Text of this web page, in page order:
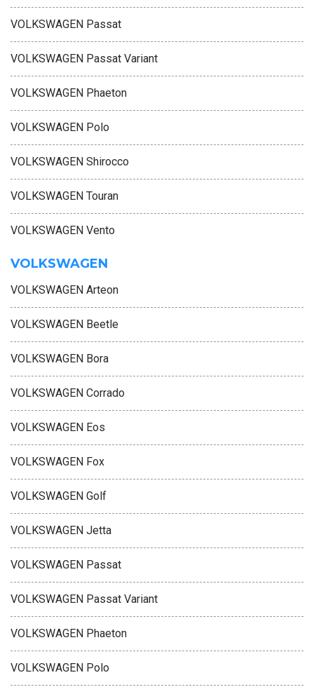
VOLKSWAGEN Passat
VOLKSWAGEN Passat Variant
VOLKSWAGEN Phaeton
VOLKSWAGEN Polo
VOLKSWAGEN Shirocco
VOLKSWAGEN Touran
VOLKSWAGEN Vento
VOLKSWAGEN
VOLKSWAGEN Arteon
VOLKSWAGEN Beetle
VOLKSWAGEN Bora
VOLKSWAGEN Corrado
VOLKSWAGEN Eos
VOLKSWAGEN Fox
VOLKSWAGEN Golf
VOLKSWAGEN Jetta
VOLKSWAGEN Passat
VOLKSWAGEN Passat Variant
VOLKSWAGEN Phaeton
VOLKSWAGEN Polo